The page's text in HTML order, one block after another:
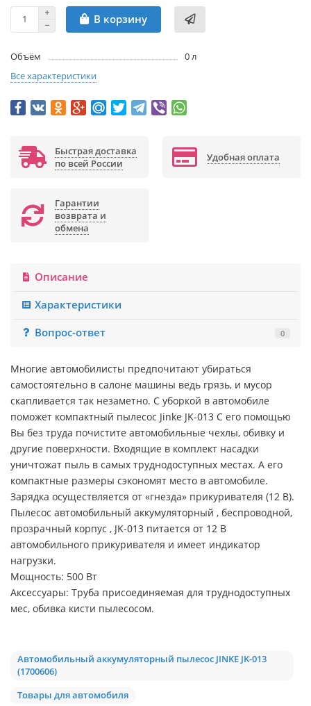
В корзину
Объём
0 л
Все характеристики
Быстрая доставка
по всей России
Удобная оплата
Гарантии
возврата и
обмена
Описание
Характеристики
Вопрос-ответ
0
Многие автомобилисты предпочитают убираться
самостоятельно в салоне машины ведь грязь, и мусор
скапливается так незаметно. С уборкой в автомобиле
поможет компактный пылесос Jinke JK-013 С его помощью
Вы без труда почистите автомобильные чехлы, обивку и
другие поверхности. Входящие в комплект насадки
уничтожат пыль в самых труднодоступных местах. А его
компактные размеры сэкономят место в автомобиле.
Зарядка осуществляется от «гнезда» прикуривателя (12 В).
Пылесос автомобильный аккумуляторный , беспроводной,
прозрачный корпус , JK-013 питается от 12 В
автомобильного прикуривателя и имеет индикатор
нагрузки.
Мощность: 500 Вт
Аксессуары: Труба присоединяемая для труднодоступных
мес, обивка кисти пылесосом.
Автомобильный аккумуляторный пылесос JINKE JK-013
(1700606)
Товары для автомобиля